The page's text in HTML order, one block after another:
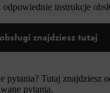
odpowiednie instrukcje
znajdziesz tutaj
pytania? Tutaj znajdziesz
pytania.